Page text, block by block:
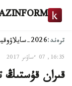
ترەند:2026-سايلاۋ
16:35, 07 ءساۋىر 2017
قىران قۇستىڭ